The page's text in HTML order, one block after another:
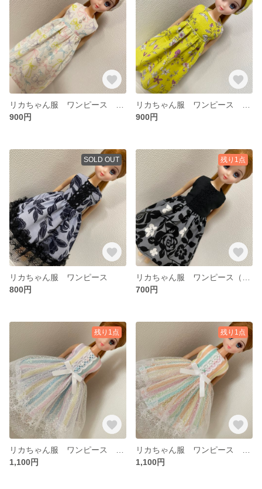
900円
900円
SOLD OUT
リカちゃん服 ワンピース
800円
残り1点
700円
残り1点
1,100円
残り1点
1,100円